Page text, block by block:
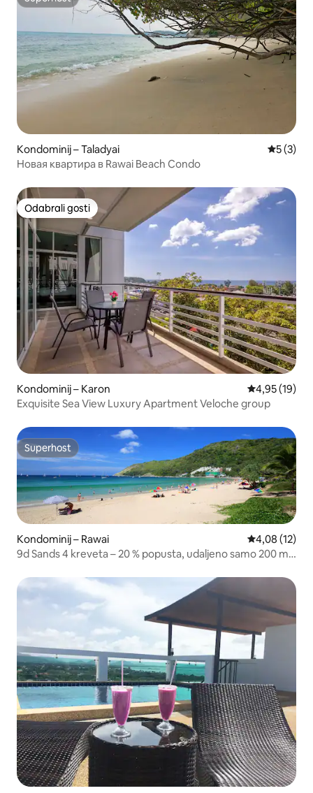
Superhost
Kondominij – Taladyai
5 (3)
Новая квартира в Rawai Beach Condo
Odabrali gosti
Odabrali gosti
Kondominij – Karon Prosječna
4,95 (19)
Exquisite Sea View Luxury Apartment Veloche group
Superhost
Superhost
Kondominij – Rawai Prosječna
4,08 (12)
9d Sands 4 kreveta – 20 % popusta, udaljeno samo 200 m